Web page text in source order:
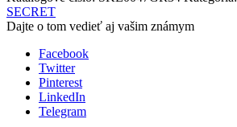
SECRET
Dajte o tom vedieť aj vašim známym
Facebook
Twitter
Pinterest
LinkedIn
Telegram